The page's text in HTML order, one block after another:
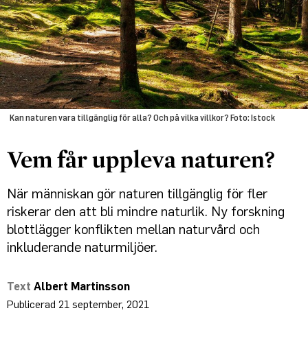
Kan naturen vara tillgänglig för alla? Och på vilka villkor? Foto: Istock
Vem får uppleva naturen?
När människan gör naturen tillgänglig för fler
riskerar den att bli mindre naturlik. Ny forskning
blottlägger konflikten mellan naturvård och
inkluderande naturmiljöer.
Albert Martinsson
21 september, 2021